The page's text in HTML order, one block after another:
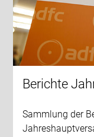
Berichte
Sammlung der